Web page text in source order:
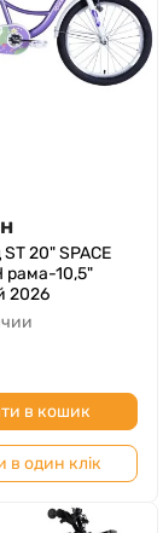
20" SPACE
рама-10,5"
2026
в кошик
в один клік